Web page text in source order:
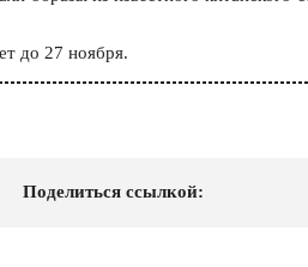
до 27 ноября.
Поделиться ссылкой: